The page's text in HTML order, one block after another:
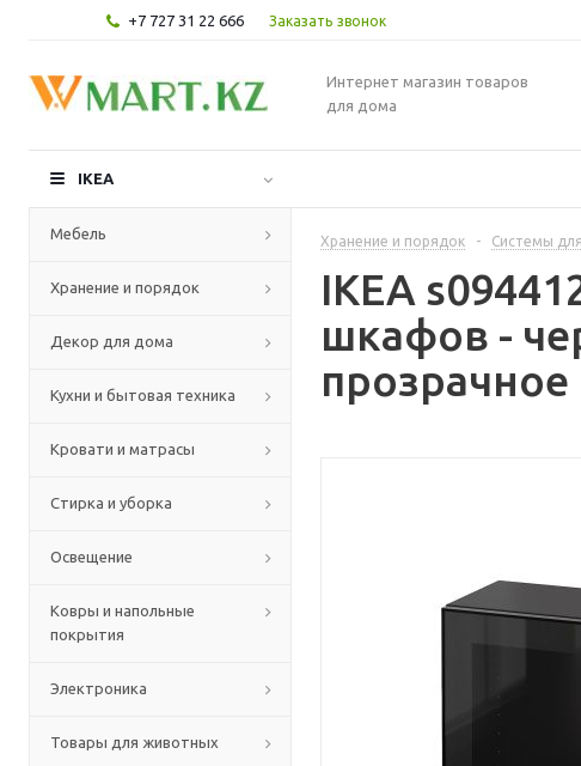
+7 727 31 22 666 Заказать звонок
Интернет магазин товаров
для дома
IKEA
Мебель
Хранение и порядок
Декор для дома
Кухни и бытовая техника
Кровати и матрасы
Стирка и уборка
Освещение
Ковры и напольные
покрытия
Электроника
Товары для животных
Хранение и порядок - Системы
IKEA
шкафов -
прозрачное